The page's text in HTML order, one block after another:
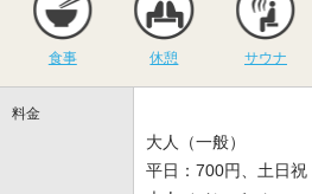
食事 休憩 サウナ
料金
大人（一般）
平日：700円、土日祝